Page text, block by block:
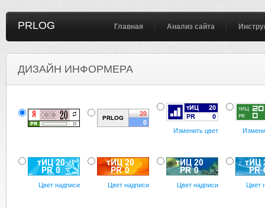
PRLOG Главная Анализ сайта
ДИЗАЙН ИНФОРМЕРА
Изменить цвет
Цвет надписи Цвет надписи Цвет надписи Цвет